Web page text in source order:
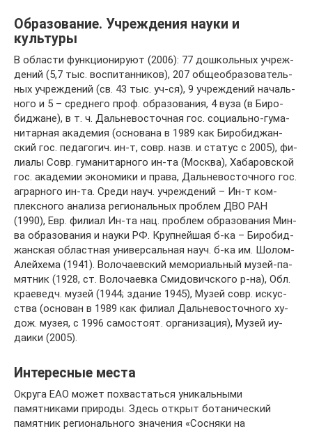
Образование. Учреждения науки и
культуры
В об­лас­ти функ­цио­ни­ру­ют (2006): 77 до­шко­ль­ных уч­ре­ж­
де­ний (5,7 тыс. вос­пи­тан­ни­ков), 207 об­ще­об­ра­зо­ва­тель­
ных уч­ре­ж­де­ний (св. 43 тыс. уч-ся), 9 уч­ре­ж­де­ний на­чаль­
но­го и 5 – сред­не­го проф. об­ра­зо­ва­ния, 4 ву­за (в Би­ро­
бид­жа­не), в т. ч. Даль­не­во­сточ­ная гос. со­ци­аль­но-гу­ма­
ни­тар­ная ака­де­мия (ос­но­ва­на в 1989 как Би­ро­бид­жан­
ский гос. пе­да­го­гич. ин-т, совр. назв. и ста­тус с 2005), фи­
лиа­лы Совр. гу­ма­ни­тар­но­го ин-та (Мо­ск­ва), Ха­ба­ров­ской
гос. ака­де­мии эко­но­ми­ки и пра­ва, Даль­не­во­сточ­но­го гос.
аг­рар­но­го ин-та. Сре­ди на­уч. уч­ре­ж­де­ний – Ин-т ком­
плекс­но­го ана­ли­за ре­гио­наль­ных про­блем ДВО РАН
(1990), Евр. фи­ли­ал Ин-та нац. про­блем об­ра­зо­ва­ния Мин-
ва об­ра­зо­ва­ния и нау­ки РФ. Круп­ней­шая б-ка – Би­ро­бид­
жан­ская об­ла­ст­ная уни­вер­саль­ная на­уч. б-ка им. Шо­лом-
Алей­хе­ма (1941). Во­ло­ча­ев­ский ме­мо­ри­аль­ный му­зей-па­
мят­ник (1928, ст. Во­ло­ча­ев­ка Сми­до­вич­ско­го р-на), Обл.
краеведч. му­зей (1944; зда­ние 1945), Му­зей совр. ис­кус­
ст­ва (ос­но­ван в 1989 как фи­ли­ал Даль­не­во­сточ­но­го ху­
дож. му­зея, с 1996 са­мо­сто­ят. ор­га­ни­за­ция), Му­зей иу­
даи­ки (2005).
Интересные места
Округа ЕАО может похвастаться уникальными
памятниками природы. Здесь открыт ботанический
памятник регионального значения «Сосняки на